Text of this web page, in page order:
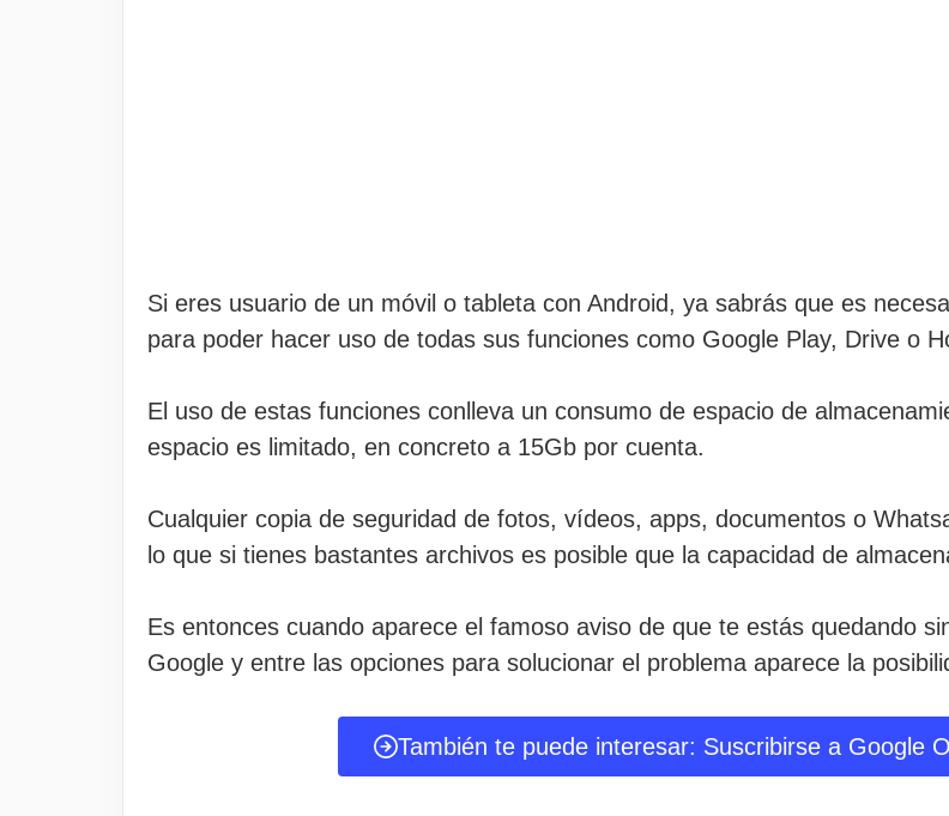
Si eres usuario de un móvil o tableta con Android, ya sabrás que es
para poder hacer uso de todas sus funciones como Google Play, Drive o
El uso de estas funciones conlleva un consumo de espacio de
espacio es limitado, en concreto a 15Gb por cuenta.
Cualquier copia de seguridad de fotos, vídeos, apps, documentos o
lo que si tienes bastantes archivos es posible que la capacidad de
Es entonces cuando aparece el famoso aviso de que te estás quedando
Google y entre las opciones para solucionar el problema aparece la
También te puede interesar: Suscribirse a Google